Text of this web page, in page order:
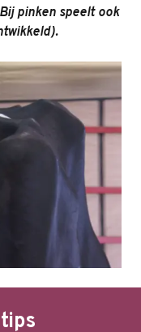
pinken speelt ook